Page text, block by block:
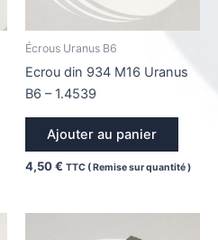
Écrous Uranus B6
Ecrou din 934 M16 Uranus
B6 – 1.4539
Ajouter au panier
4,50€ TTC ( Remise sur quantité )